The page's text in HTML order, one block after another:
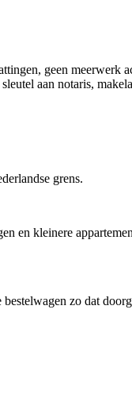
geen meerwerk
aan notaris,
grens.
en kleinere
zo dat